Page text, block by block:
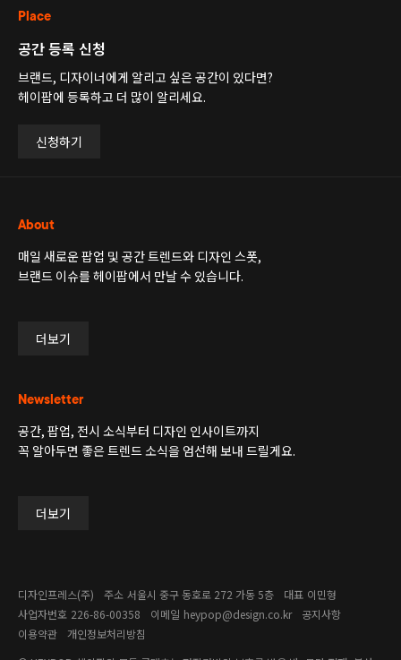
Place
공간 등록 신청
브랜드, 디자이너에게 알리고 싶은 공간이 있다면?
헤이팝에 등록하고 더 많이 알리세요.
신청하기
About
매일 새로운 팝업 및 공간 트렌드와 디자인 스폿,
브랜드 이슈를 헤이팝에서 만날 수 있습니다.
더보기
Newsletter
공간, 팝업, 전시 소식부터 디자인 인사이트까지
꼭 알아두면 좋은 트렌드 소식을 엄선해 보내 드릴게요.
더보기
디자인프레스(주) 주소 서울시 중구 동호로 272 가동 5층 대표 이민형
사업자번호 226-86-00358​ 이메일 heypop@design.co.kr
공지사항
이용약관
개인정보처리방침